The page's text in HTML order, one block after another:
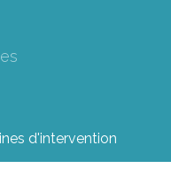
d'intervention